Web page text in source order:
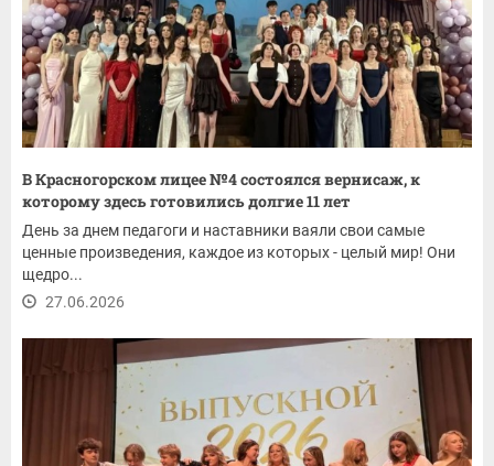
В Красногорском лицее №4 состоялся вернисаж, к
которому здесь готовились долгие 11 лет
День за днем педагоги и наставники ваяли свои самые
ценные произведения, каждое из которых - целый мир! Они
щедро...
27.06.2026